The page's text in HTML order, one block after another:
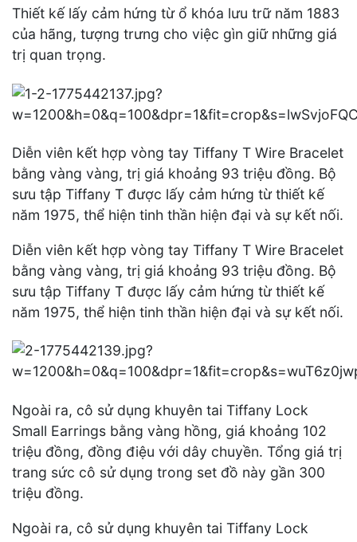
Thiết kế lấy cảm hứng từ ổ khóa lưu trữ năm 1883
của hãng, tượng trưng cho việc gìn giữ những giá
trị quan trọng.
Diễn viên kết hợp vòng tay Tiffany T Wire Bracelet
bằng vàng vàng, trị giá khoảng 93 triệu đồng. Bộ
sưu tập Tiffany T được lấy cảm hứng từ thiết kế
năm 1975, thể hiện tinh thần hiện đại và sự kết nối.
Diễn viên kết hợp vòng tay Tiffany T Wire Bracelet
bằng vàng vàng, trị giá khoảng 93 triệu đồng. Bộ
sưu tập Tiffany T được lấy cảm hứng từ thiết kế
năm 1975, thể hiện tinh thần hiện đại và sự kết nối.
Ngoài ra, cô sử dụng khuyên tai Tiffany Lock
Small Earrings bằng vàng hồng, giá khoảng 102
triệu đồng, đồng điệu với dây chuyền. Tổng giá trị
trang sức cô sử dụng trong set đồ này gần 300
triệu đồng.
Ngoài ra, cô sử dụng khuyên tai Tiffany Lock